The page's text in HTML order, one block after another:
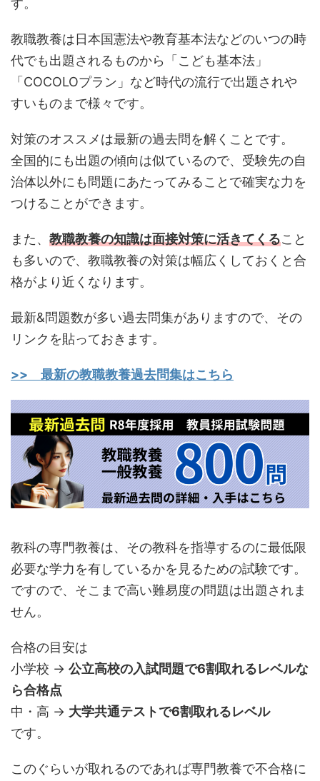
す。
教職教養は日本国憲法や教育基本法などのいつの時
代でも出題されるものから「こども基本法」
「COCOLOプラン」など時代の流行で出題されや
すいものまで様々です。
対策のオススメは最新の過去問を解くことです。
全国的にも出題の傾向は似ているので、受験先の自
治体以外にも問題にあたってみることで確実な力を
つけることができます。
また、 教職教養の知識は面接対策に活きてくること
も多いので、教職教養の対策は幅広くしておくと合
格がより近くなります。
最新&問題数が多い過去問集がありますので、その
リンクを貼っておきます。
>> 最新の教職教養過去問集はこちら
教科の専門教養は、その教科を指導するのに最低限
必要な学力を有しているかを見るための試験です。
ですので、そこまで高い難易度の問題は出題されま
せん。
合格の目安は
小学校 → 公立高校の入試問題で6割取れるレベルな
ら合格点
中・高 → 大学共通テストで6割取れるレベル
です。
このぐらいが取れるのであれば専門教養で不合格に